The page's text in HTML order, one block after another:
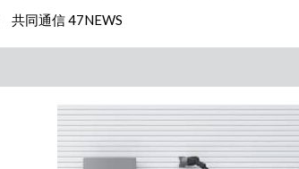
共同通信 47NEWS